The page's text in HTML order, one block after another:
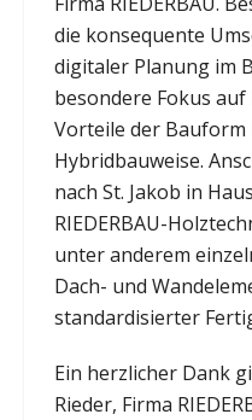
die konsequente
digitaler Planung im
besondere Fokus
Vorteile der Bauform
Hybridbauweise.
nach St. Jakob in
RIEDERBAU-
unter anderem
Dach- und
standardisierter
Ein herzlicher Dank
Rieder, Firma